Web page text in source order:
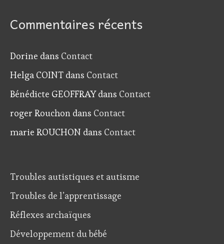
Commentaires récents
Dorine dans Contact
Helga COINT dans Contact
Bénédicte GEOFFRAYdans Contact
roger Rouchon dans Contact
marie ROUCHON dans Contact
Troubles autistiques et autisme
Troubles de l’apprentissage
Réflexes archaïques
Développement du bébé